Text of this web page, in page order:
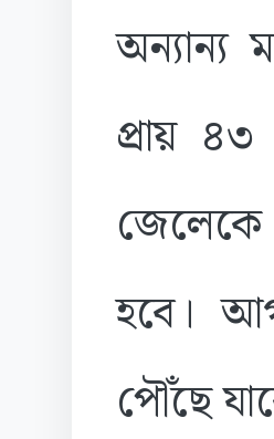
অন্যান্য
প্রায়
হবে।
পৌঁছে